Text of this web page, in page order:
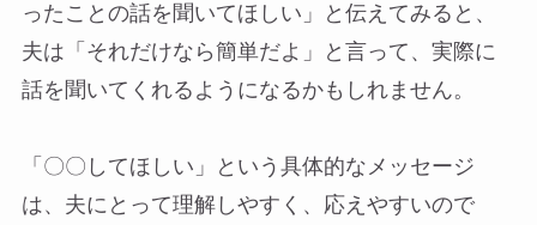
ったことの話を聞いてほしい」と伝えてみると、
夫は「それだけなら簡単だよ」と言って、実際に
話を聞いてくれるようになるかもしれません。
「〇〇してほしい」という具体的なメッセージ
は、夫にとって理解しやすく、応えやすいので